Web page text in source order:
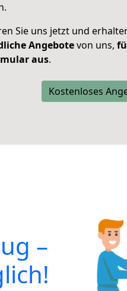
Sie uns jetzt und
Angebotevon uns,
aus.
Kostenloses
–